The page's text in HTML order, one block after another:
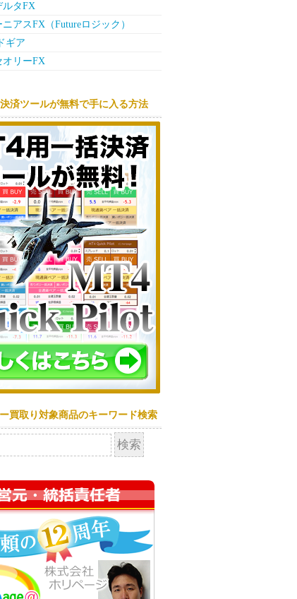
ルタFX
アスFX（Futureロジック）
ギア
オリーFX
済ツールが無料で手に入る方法
買取り対象商品のキーワード検索